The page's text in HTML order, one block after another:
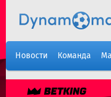
Новости Команда